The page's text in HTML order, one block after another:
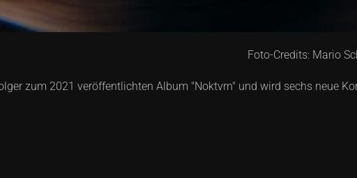
Foto-Credits: Mario
zum 2021 veröffentlichten Album "Noktvrn" und wird sechs neue